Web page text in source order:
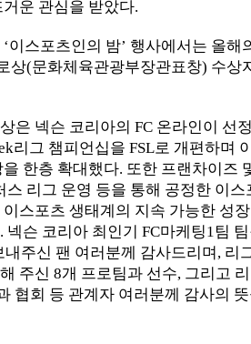
운 관심을 받았다.
이스포츠인의 밤’ 행사에서는 올해
상(문화체육관광부장관표창) 수상
은 넥슨 코리아의 FC 온라인이 선
리그 챔피언십을 FSL로 개편하며
한층 확대했다. 또한 프랜차이즈
스 리그 운영 등을 통해 공정한 이스
스포츠 생태계의 지속 가능한 성
넥슨 코리아 최인기 FC마케팅1팀
내주신 팬 여러분께 감사드리며, 리
주신 8개 프로팀과 선수, 그리고
협회 등 관계자 여러분께 감사의